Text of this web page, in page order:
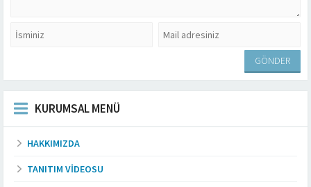
KURUMSAL MENÜ
HAKKIMIZDA
TANITIM VIDEOSU